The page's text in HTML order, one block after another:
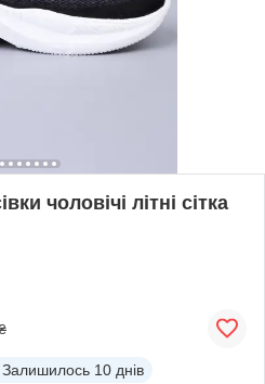
чоловічі літні сітка
Залишилось 10 днів